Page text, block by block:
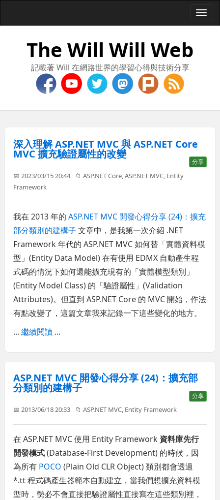
The Will Will Web
記載著 Will 在網路世界的學習心得與技術分享
深入理解 ASP.NET MVC 與 ASP.NET Core
MVC 擴充驗證屬性的改變
分享
📅 2023/03/15 20:44 📁ASP.NET Core ,ASP.NET MVC Entity
Framework
我在 2013 年的ASP.NET MVC 開發心得分享 (24)：擴充
部分類別的建構子 文章中，是我第一次介紹 .NET
Framework 年代的 ASP.NET MVC 如何替「實體資料模
型」(Entity Data Model) 在有使用 EDMX 自動產生程
式碼的情況下如何還能擴充現有的「實體模型類別」
(Entity Model Class) 的「驗證屬性」(Validation
Attributes)。但直到 ASP.NET Core 的 MVC 開始，作法
有點改變了，這篇文章我來記錄一下這些變化的地方。
...繼續閱讀 ...
ASP.NET MVC 開發心得分享 (24)：擴充部
分類別的建構子
分享
📅 2013/06/18 20:33 📁ASP.NET MVC, Entity Framework
在 ASP.NET MVC 使用 Entity Framework 資料庫先行
開發模式(Database-First Development) 的時候，因
為所有 POCO (Plain Old CLR Object) 類別都會透過
*.tt 程式碼產生器範本自動建立，當我們想擴充資料模
型時，勢必不會直接把驗證屬性直接寫在這些類別裡，